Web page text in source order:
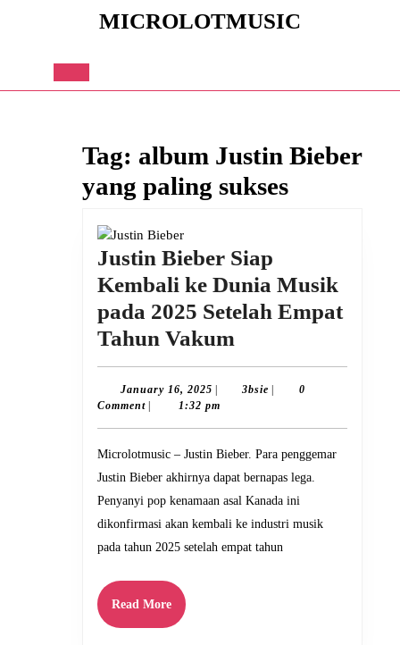
MICROLOTMUSIC
Open
Tag: album Justin Bieber
yang paling sukses
Justin Bieber Siap
Kembali ke Dunia Musik
pada 2025 Setelah Empat
Tahun Vakum
Bieber
Siap
ke
Dunia
Musik
pada
2025
January 16, 2025 January
16,
| 3bsie 3bsie
|
0
Comment | 1:32 pm
Microlotmusic – Justin Bieber. Para penggemar
Justin Bieber akhirnya dapat bernapas lega.
Penyanyi pop kenamaan asal Kanada ini
dikonfirmasi akan kembali ke industri musik
pada tahun 2025 setelah empat tahun
Read MoreRead
More